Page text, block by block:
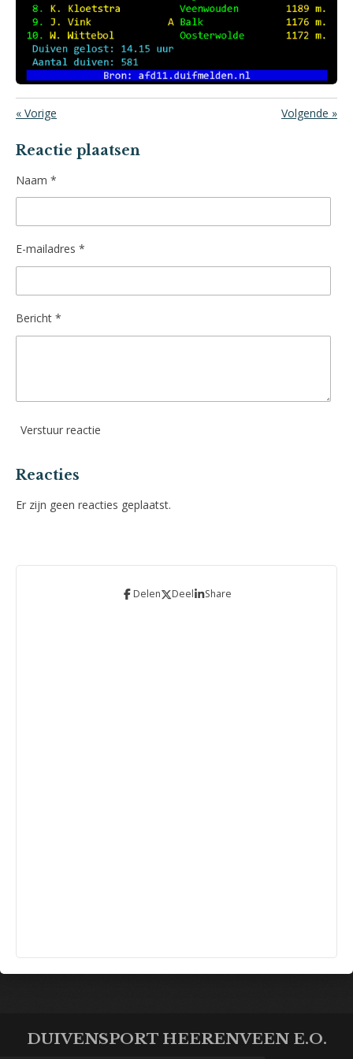
« Vorige Volgende »
Reactie plaatsen
Naam *
E-mailadres *
Bericht *
Verstuur reactie
Reacties
Er zijn geen reacties geplaatst.
Delen Deel Share
DUIVENSPORT HEERENVEEN E.O.